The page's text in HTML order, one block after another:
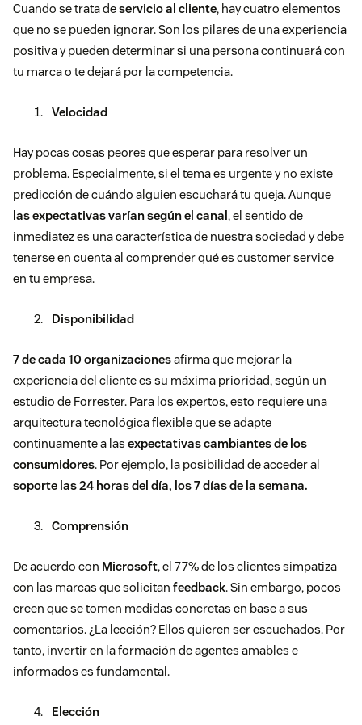
Cuando se trata deservicio al cliente, hay cuatro elementos
que no se pueden ignorar. Son los pilares de una experiencia
positiva y pueden determinar si una persona continuará con
tu marca o te dejará por la competencia.
Velocidad
Hay pocas cosas peores que esperar para resolver un
problema. Especialmente, si el tema es urgente y no existe
predicción de cuándo alguien escuchará tu queja. Aunque
las expectativas varían según el canal , el sentido de
inmediatez es una característica de nuestra sociedad y debe
tenerse en cuenta al comprender qué es customer service
en tu empresa.
Disponibilidad
7 de cada 10 organizacionesafirma que mejorar la
experiencia del cliente es su máxima prioridad, según un
estudio de Forrester. Para los expertos, esto requiere una
arquitectura tecnológica flexible que se adapte
continuamente a las expectativas cambiantes de los
consumidores. Por ejemplo, la posibilidad de acceder al
soporte las 24 horas del día, los 7 días de la semana.
Comprensión
De acuerdo con Microsoft, el 77% de los clientes simpatiza
con las marcas que solicitan feedback. Sin embargo, pocos
creen que se tomen medidas concretas en base a sus
comentarios. ¿La lección? Ellos quieren ser escuchados. Por
tanto, invertir en la formación de agentes amables e
informados es fundamental.
Elección